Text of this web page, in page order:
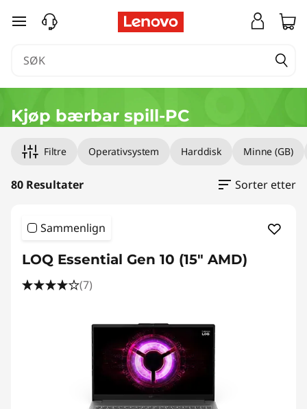
B
b
a
e
gå til hovedinnhold
Kjøp bærbar spill-PC
Filtre Operativsystem Harddisk Minne (GB)
80 Resultater Sorter etter
Sammenlign
LOQ Essential Gen 10 (15" AMD)
(7)